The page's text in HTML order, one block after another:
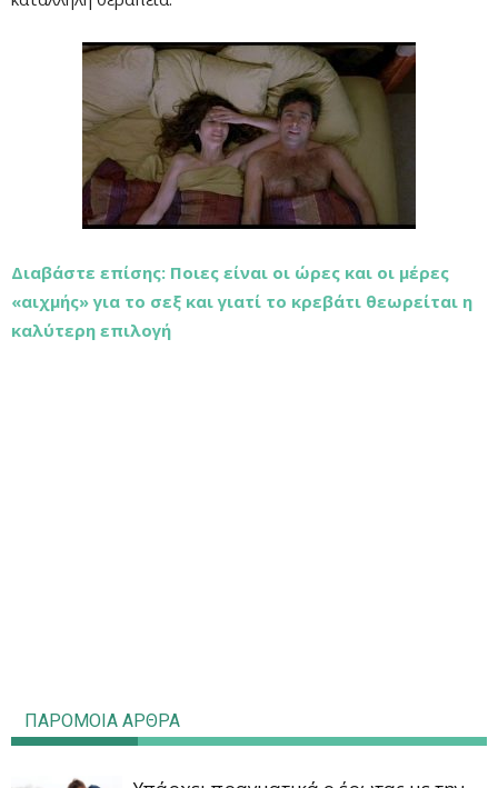
Διαβάστε επίσης: Ποιες είναι οι ώρες και οι μέρες
«αιχμής» για το σεξ και γιατί το κρεβάτι θεωρείται η
καλύτερη επιλογή
ΠΑΡΟΜΟΙΑ ΑΡΘΡΑ